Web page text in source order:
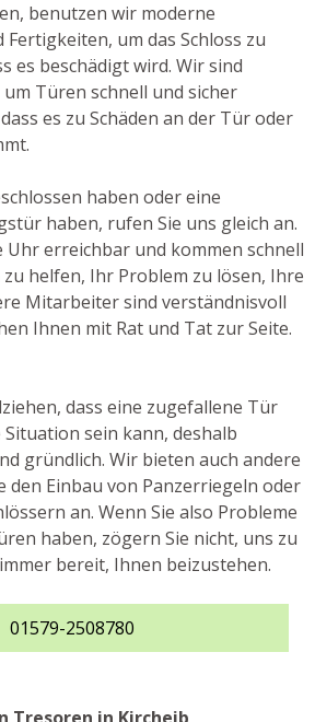
benutzen wir moderne
um das Schloss zu
es beschädigt wird. Wir sind
Türen schnell und sicher
es zu Schäden an der Tür oder
haben oder eine
haben, rufen Sie uns gleich an.
Uhr erreichbar und kommen schnell
helfen, Ihr Problem zu lösen, Ihre
Mitarbeiter sind verständnisvoll
Ihnen mit Rat und Tat zur Seite.
dass eine zugefallene Tür
sein kann, deshalb
gründlich. Wir bieten auch andere
den Einbau von Panzerriegeln oder
an. Wenn Sie also Probleme
haben, zögern Sie nicht, uns zu
bereit, Ihnen beizustehen.
01579-2508780